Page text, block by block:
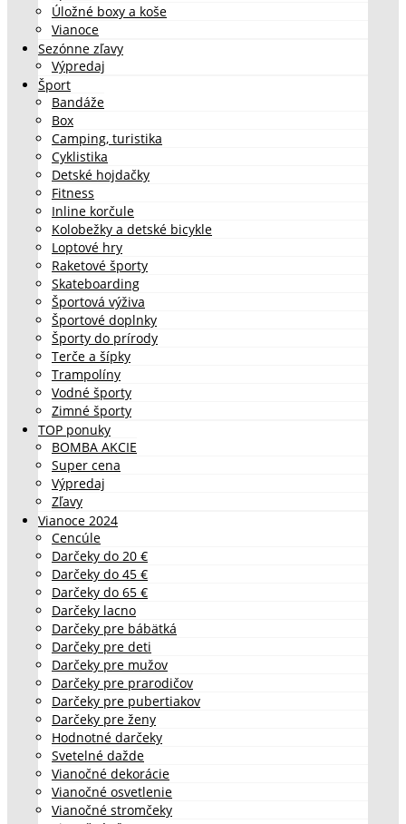
Úložné boxy a koše
Vianoce
Sezónne zľavy
Výpredaj
Šport
Bandáže
Box
Camping, turistika
Cyklistika
Detské hojdačky
Fitness
Inline korčule
Kolobežky a detské bicykle
Loptové hry
Raketové športy
Skateboarding
Športová výživa
Športové doplnky
Športy do prírody
Terče a šípky
Trampolíny
Vodné športy
Zimné športy
TOP ponuky
BOMBA AKCIE
Super cena
Výpredaj
Zľavy
Vianoce 2024
Cencúle
Darčeky do 20 €
Darčeky do 45 €
Darčeky do 65 €
Darčeky lacno
Darčeky pre bábätká
Darčeky pre deti
Darčeky pre mužov
Darčeky pre prarodičov
Darčeky pre pubertiakov
Darčeky pre ženy
Hodnotné darčeky
Svetelné dažde
Vianočné dekorácie
Vianočné osvetlenie
Vianočné stromčeky